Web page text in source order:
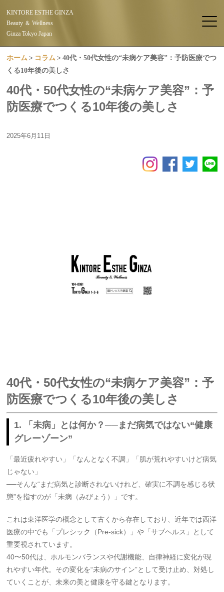
KINTORE ESTHE GINZA
Beauty ＆ Wellness
Ginza Tokyo Japan
ホーム コラム
40代・50代女性の“未病ケア美容”：予防医療でつ
くる10年後の美しさ
40代・50代女性の“未病ケア美容”：予
防医療でつくる10年後の美しさ
2025年6月11日
40代・50代女性の“未病ケア美容”：予
防医療でつくる10年後の美しさ
1. 「未病」とは何か？──まだ病気ではない“健康
グレーゾーン”
「最近疲れやすい」「なんとなく不調」「肌が荒れやすいけど病気
じゃない」
──そんな“まだ病気と診断されないけれど、確実に不調を感じる状
態”を指すのが「未病（みびょう）」です。
これは東洋医学の概念として古くから存在しており、近年では西洋
医療の中でも「プレシック（Pre-sick）」や「サブヘルス」として
重要視されています。
40〜50代は、ホルモンバランスや代謝機能、自律神経に変化が現
れやすい年代。その変化を“未病のサイン”として受け止め、対処し
ていくことが、未来の美と健康を守る鍵となります。